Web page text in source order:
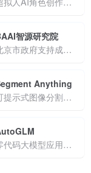
智源研究院
北京市政府支持成立的新型人工智能研究机构
Anything
可提示式图像分割模型
零代码大模型应用构建平台快速创建AI智能体